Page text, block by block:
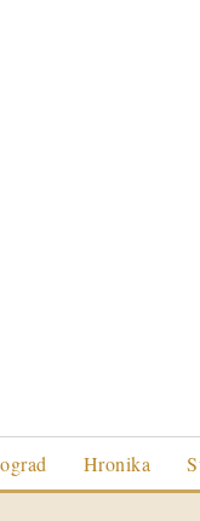
Hronika